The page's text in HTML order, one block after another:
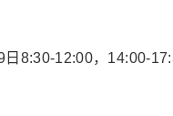
8:30-12:00，14:00-